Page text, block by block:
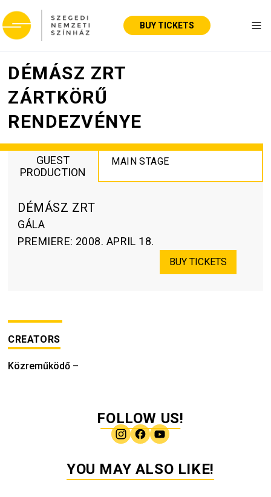
BUY TICKETS
DÉMÁSZ ZRT
ZÁRTKÖRŰ
RENDEZVÉNYE
GUEST
PRODUCTION
MAIN STAGE
DÉMÁSZ ZRT
GÁLA
PREMIERE: 2008. APRIL 18.
BUY TICKETS
CREATORS
Közreműködő –
FOLLOW US!
YOU MAY ALSO LIKE!